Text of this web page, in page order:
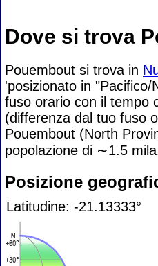
Dove si trova
Pouembout si trova in
'posizionato in "Pacifico/
fuso orario con il tempo
(differenza dal tuo fuso
Pouembout (North
popolazione di ∼1.5
Posizione
Latitudine: -21.13333°